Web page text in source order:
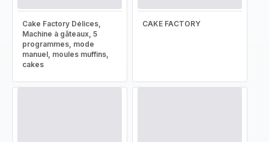
Cake Factory Délices,
Machine à gâteaux, 5
programmes, mode
manuel, moules muffins,
cakes
CAKE FACTORY